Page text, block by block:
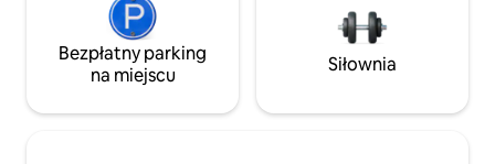
Bezpłatny parking
na miejscu
Siłownia